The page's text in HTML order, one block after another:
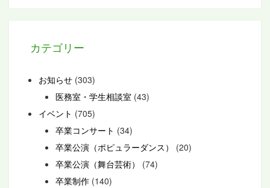
カテゴリー
お知らせ (303)
医務室・学生相談室 (43)
イベント (705)
卒業コンサート (34)
卒業公演（ポピュラーダンス）
(20)
卒業公演（舞台芸術）
(74)
卒業制作 (140)